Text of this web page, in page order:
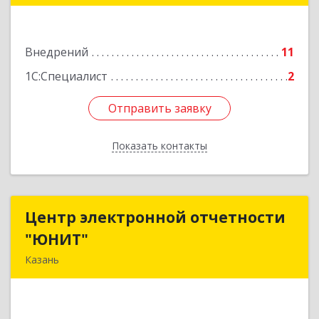
Внедрений
11
1С:Специалист
2
Отправить заявку
Показать контакты
Отправить заявку
Назад
Центр электронной отчетности
"ЮНИТ"
Казань
Центр электронной отчетности